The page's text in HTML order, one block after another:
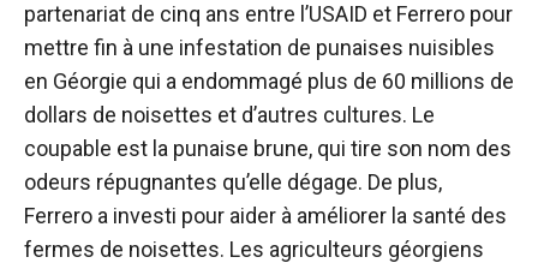
partenariat de cinq ans entre l’USAID et Ferrero pour
mettre fin à une infestation de punaises nuisibles
en Géorgie qui a endommagé plus de 60 millions de
dollars de noisettes et d’autres cultures. Le
coupable est la punaise brune, qui tire son nom des
odeurs répugnantes qu’elle dégage. De plus,
Ferrero a investi pour aider à améliorer la santé des
fermes de noisettes. Les agriculteurs géorgiens